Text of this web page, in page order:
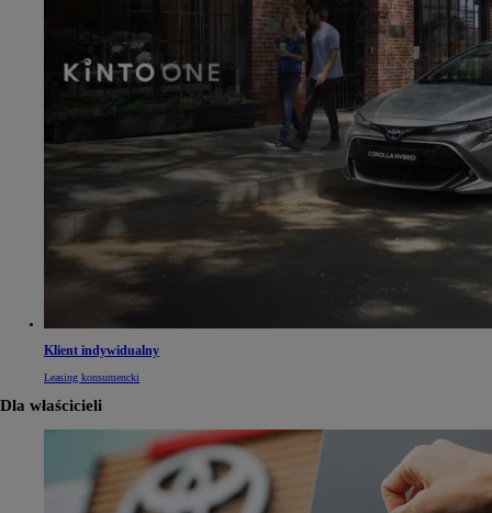
Klient indywidualny
Leasing konsumencki
Dla właścicieli